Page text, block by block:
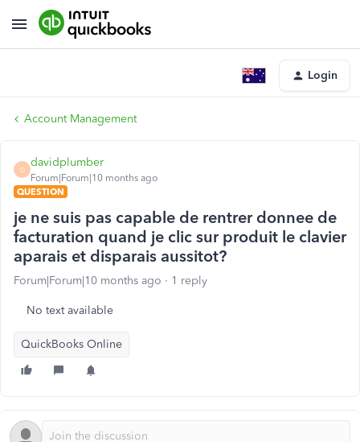
Login
Account Management
D
davidplumber
Forum|Forum|10 months ago
QUESTION
je ne suis pas capable de rentrer donnee de
facturation quand je clic sur produit le clavier
aparais et disparais aussitot?
Forum|Forum|10 months ago 1 reply
No text available
QuickBooks Online